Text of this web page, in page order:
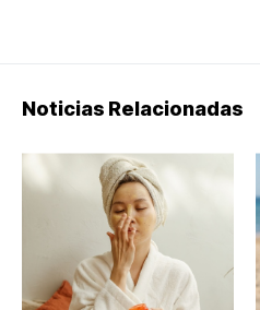
Noticias Relacionadas